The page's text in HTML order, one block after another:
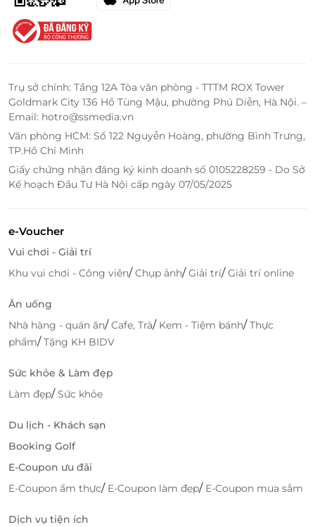
Trụ sở chính: Tầng 12A Tòa văn phòng - TTTM ROX Tower
Goldmark City 136 Hồ Tùng Mậu, phường Phú Diễn, Hà Nội. –
Email: hotro@ssmedia.vn
Văn phòng HCM: Số 122 Nguyễn Hoàng, phường Bình Trưng,
TP.Hồ Chí Minh
Giấy chứng nhận đăng ký kinh doanh số 0105228259 - Do Sở
Kế hoạch Đầu Tư Hà Nội cấp ngày 07/05/2025
e-Voucher
Vui chơi - Giải trí
Khu vui chơi - Công viên/Chụp ảnh/Giải trí/Giải trí online
Ăn uống
Nhà hàng - quán ăn/Cafe, Trà/ Kem - Tiệm bánh/Thực
phẩm/Tặng KH BIDV
Sức khỏe & Làm đẹp
Làm đẹp/Sức khỏe
Du lịch - Khách sạn
Booking Golf
E-Coupon ưu đãi
E-Coupon ẩm thực/ E-Coupon làm đẹp/ E-Coupon mua sắm
Dịch vụ tiện ích